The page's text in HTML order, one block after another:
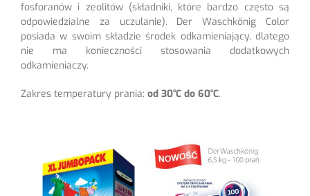
fosforanów i zeolitów (składniki, które bardzo często są
odpowiedzialne za uczulanie). Der Waschkönig Color
posiada w swoim składzie środek odkamieniający, dlatego
nie ma konieczności stosowania dodatkowych
odkamieniaczy.
Zakres temperatury prania: od 30°C do 60°C.